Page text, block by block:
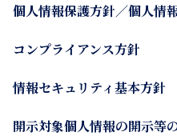
個人情報保護方針／個人情
コンプライアンス方針
情報セキュリティ基本方針
開示対象個人情報の開示等